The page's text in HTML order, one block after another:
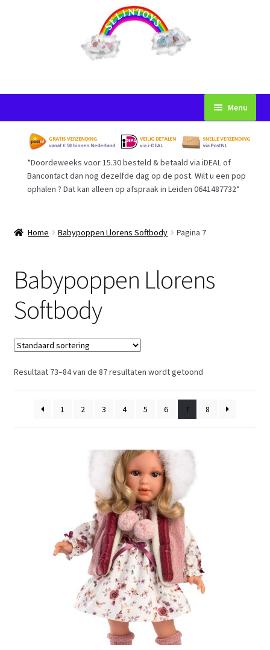
naar
navigatie
inhoud
Menu
Startpagina
Voorwaarden
Afrekenen
*Doordeweeks voor 15.30 besteld & betaald via iDEAL of
Bancontact dan nog dezelfde dag op de post. Wilt u een pop
ophalen ? Dat kan alleen op afspraak in Leiden 0641487732*
Home Babypoppen Llorens Softbody Pagina 7
Babypoppen Llorens
Softbody
Resultaat 73–84 van de 87 resultaten wordt getoond
1 2 3 4 5 6 7 8